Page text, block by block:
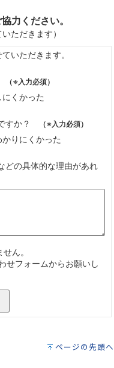
ページの先頭へ